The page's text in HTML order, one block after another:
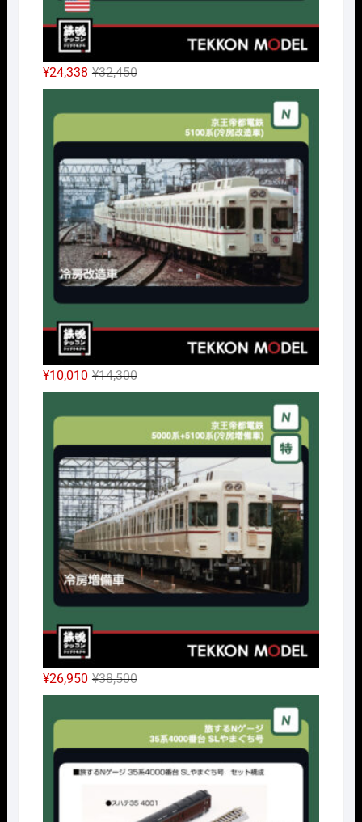
¥32,450元
の
価
¥32,450
で
し
た。
¥24,338
現
在
の
は
¥24,338
で
す。
¥14,300元
の
価
¥14,300
で
し
た。
¥10,010
現
在
の
は
¥10,010
で
す。
¥38,500元
の
価
¥38,500
し
¥26,950
現
在
の
は
で